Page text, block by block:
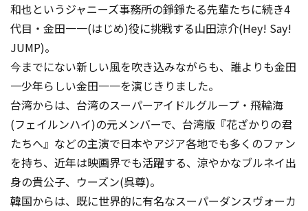
和也というジャニーズ事務所の錚錚たる先輩たちに続き4
代目・金田一一(はじめ)役に挑戦する山田涼介(Hey! Say!
JUMP)。
今までにない新しい風を吹き込みながらも、誰よりも金田
一少年らしい金田一一を演じきりました。
台湾からは、台湾のスーパーアイドルグループ・飛輪海
(フェイルンハイ)の元メンバーで、台湾版『花ざかりの君
たちへ』などの主演で日本やアジア各地でも多くのファン
を持ち、近年は映画界でも活躍する、涼やかなブルネイ出
身の貴公子、ウーズン(呉尊)。
韓国からは、既に世界的に有名なスーパーダンスヴォーカ